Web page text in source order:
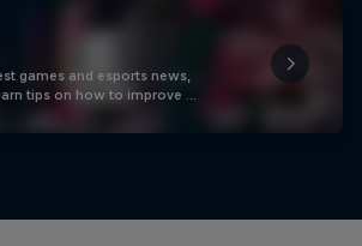
games and esports news,
tips on how to improve …